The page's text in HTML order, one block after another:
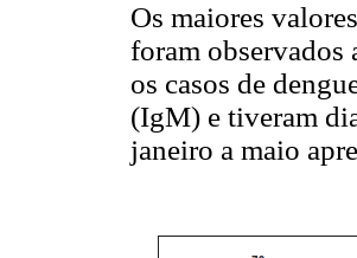
Os maiores
foram observados
os casos de
(IgM) e tiveram
janeiro a maio